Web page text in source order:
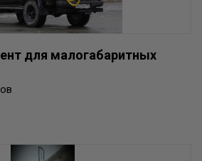
для малогабаритных